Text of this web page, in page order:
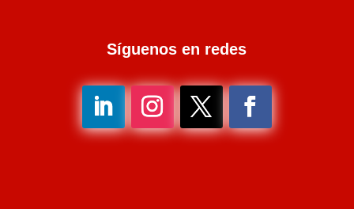
Síguenos en redes